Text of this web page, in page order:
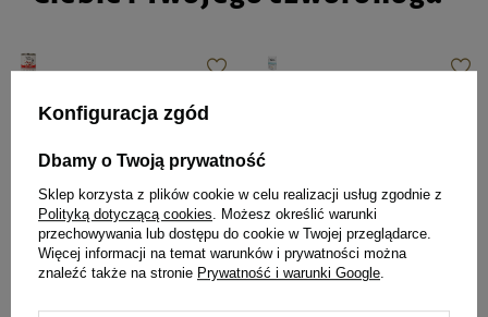
Noteci Premium bogata w
LIMITOWANA
Najniższa cena z 30 dni przed
obniżką 14,99 zł -33%
9,99 zł 12,49 zł / kg
- +
makaronem saszetka 100 g
4,11 zł 41,10 zł / kg
- +
Konfiguracja zgód
Dbamy o Twoją prywatność
Sklep korzysta z plików cookie w celu realizacji usług zgodnie z
Polityką dotyczącą cookies. Możesz określić warunki
przechowywania lub dostępu do cookie w Twojej przeglądarce.
Więcej informacji na temat warunków i prywatności można
znaleźć także na stronie Prywatność i warunki Google.